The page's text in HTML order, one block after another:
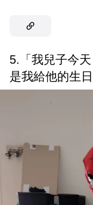
5.「我兒子今
是我給他的生